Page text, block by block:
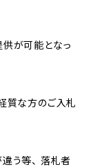
が可能となっ
質な方のご入札
う等、 落札者